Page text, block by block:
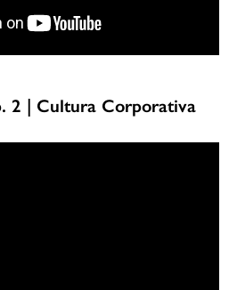
2 | Cultura Corporativa